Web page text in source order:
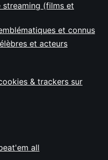
streaming (films et
et connus
et acteurs
& trackers sur
all